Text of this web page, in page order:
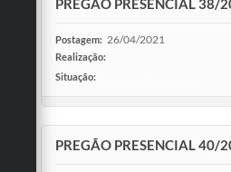
PREGÃO PRESENCIAL 38/
Postagem: 26/04/2021
Realização:
Situação:
PREGÃO PRESENCIAL 40/